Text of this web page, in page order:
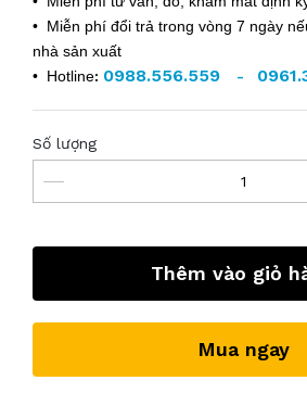
• Miễn phí đổi trả trong vòng 7 ngày
nhà sản xuất
• Hotline: 0988.556.559 -
Số lượng
Thêm vào giỏ
Mua ngay